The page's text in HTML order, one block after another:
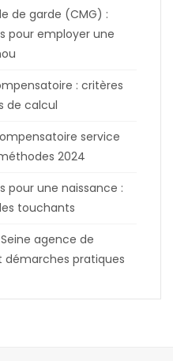
de garde (CMG) :
pour employer une
: critères
de calcul
service
2024
pour une naissance :
touchants
agence de
démarches pratiques